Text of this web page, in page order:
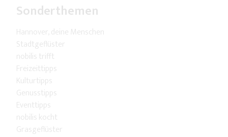
Sonderthemen
Hannover, deine Menschen
Stadtgeflüster
nobilis trifft
Freizeittipps
Kulturtipps
Genusstipps
Eventtipps
nobilis kocht
Grasgeflüster